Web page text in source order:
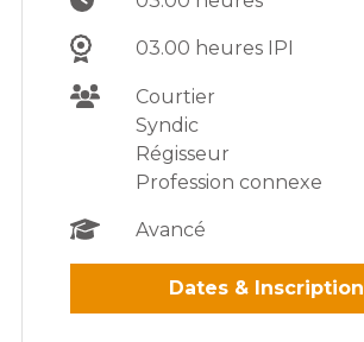
03.00 heures IPI
Courtier
Syndic
Régisseur
Profession connexe
Avancé
Dates & Inscription